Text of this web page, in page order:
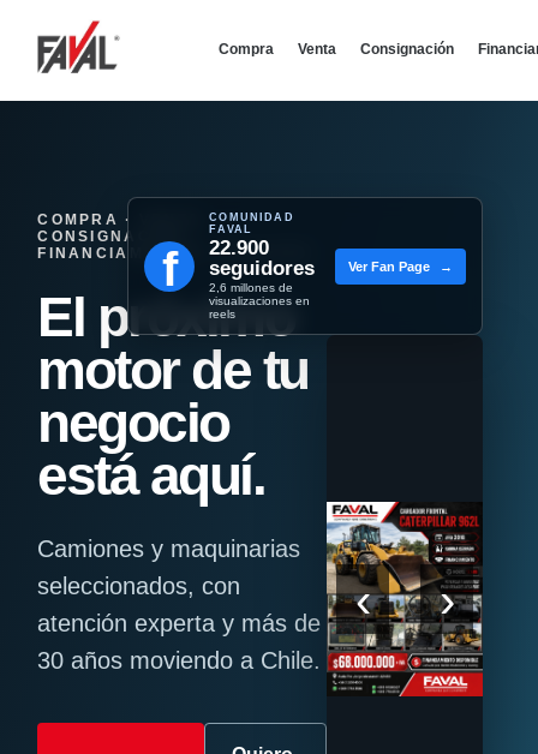
Compra Venta Consignación
COMPRA · VENTA ·
CONSIGNACIÓN ·
FINANCIAMIENTO - REMATES
El próximo
motor de tu
negocio
está aquí.
Camiones y maquinarias
seleccionados, con
atención experta y más de
30 años moviendo a Chile.
f
COMUNIDAD
FAVAL
22.900
seguidores
2,6 millones de
visualizaciones en
reels
Ver Fan Page →
‹ ›